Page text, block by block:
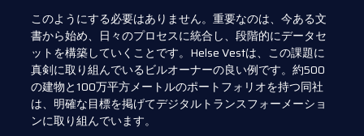
このようにする必要はありません。重要なのは、今ある文
書から始め、日々のプロセスに統合し、段階的にデータセ
ットを構築していくことです。Helse Vestは、この課題に
真剣に取り組んでいるビルオーナーの良い例です。約500
の建物と100万平方メートルのポートフォリオを持つ同社
は、明確な目標を掲げてデジタルトランスフォーメーショ
ンに取り組んでいます。